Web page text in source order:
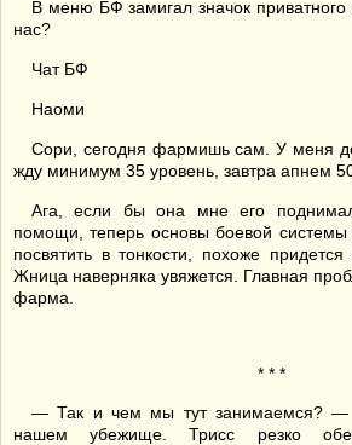
В меню БФ замигал значок
нас?
Чат БФ
Наоми
Сори, сегодня фармишь сам. У меня
жду минимум 35 уровень, завтра апнем
Ага, если бы она мне его
помощи, теперь основы боевой
посвятить в тонкости, похоже
Жница наверняка увяжется. Главная
фарма.
* * *
— Так и чем мы тут занимаемся?
нашем убежище. Трисс резко